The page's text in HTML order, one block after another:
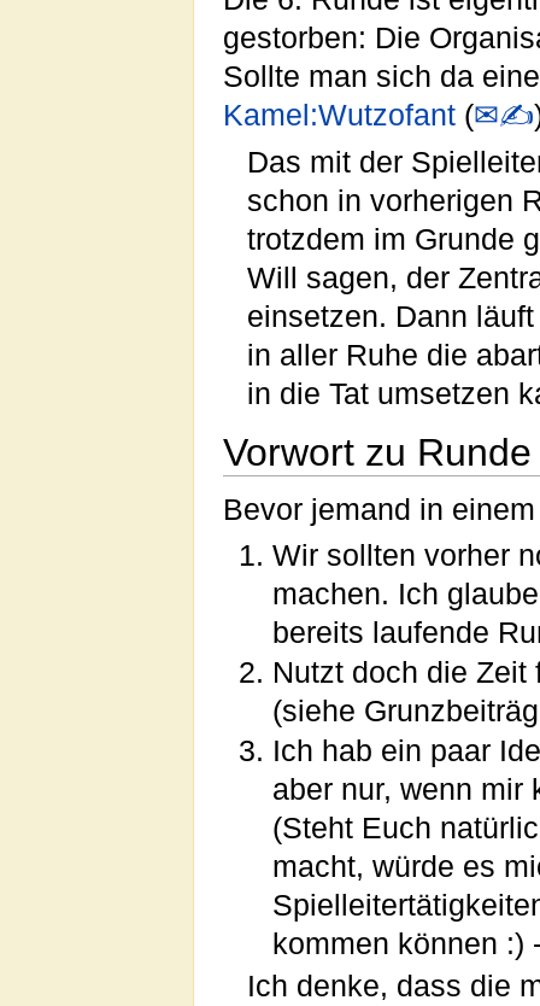
gestorben: Die
Sollte man sich da
Kamel:Wutzofant (✉✍
Das mit der
schon in vorherigen
trotzdem im Grunde
Will sagen, der
einsetzen. Dann
in aller Ruhe die
in die Tat umsetzen
Vorwort zu
Bevor jemand in
Wir sollten vorher
machen. Ich
bereits laufende
Nutzt doch die Zeit
(siehe
Ich hab ein paar
aber nur, wenn mir
(Steht Euch
macht, würde es
kommen können :)
Ich denke, dass die